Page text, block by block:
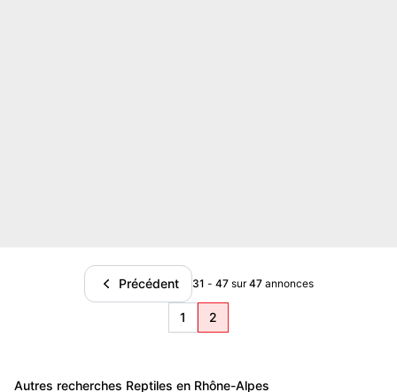
Précédent 31 - 47sur47annonces
1 2
Autres recherches Reptiles en Rhône-Alpes